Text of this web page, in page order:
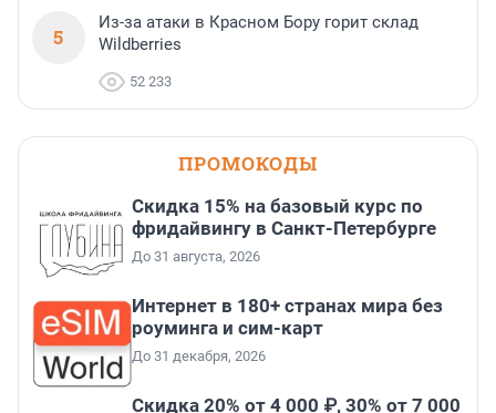
5
Из-за атаки в Красном Бору горит склад
Wildberries
52 233
ПРОМОКОДЫ
Скидка 15% на базовый курс по
фридайвингу в Санкт-Петербурге
До 31 августа, 2026
Интернет в 180+ странах мира без
роуминга и сим-карт
До 31 декабря, 2026
Скидка 20% от 4 000 ₽, 30% от 7 000